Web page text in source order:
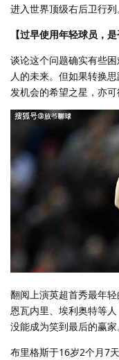
进入世界顶级右后卫行列
【过早使用年轻球员，
谈论这个问题确实有些
人的未来。但如果转换
发机会的希望之星，亦可
翻阅上演英超首秀最年
恩瓦内里、埃利奥特等
没能成为笑到最后的赢家
布里格斯于16岁2个月7